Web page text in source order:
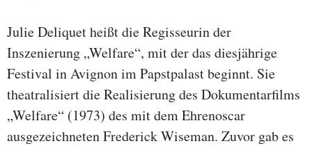
Julie Deliquet heißt die Regisseurin der
Inszenierung „Welfare“, mit der das diesjährige
Festival in Avignon im Papstpalast beginnt. Sie
theatralisiert die Realisierung des Dokumentarfilms
„Welfare“ (1973) des mit dem Ehrenoscar
ausgezeichneten Frederick Wiseman. Zuvor gab es